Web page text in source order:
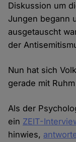
Diskussion um
Jungen begann
ausgetauscht
der
Nun hat sich
gerade mit
Als der
ein ZEIT-
hinwies,